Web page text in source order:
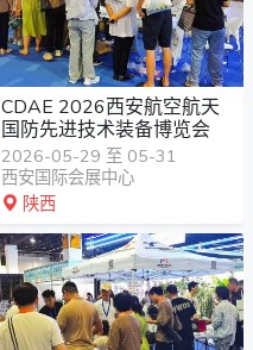
CDAE 2026西安航空航天
国防先进技术装备博览会
2026-05-29 至 05-31
西安国际会展中心
陕西